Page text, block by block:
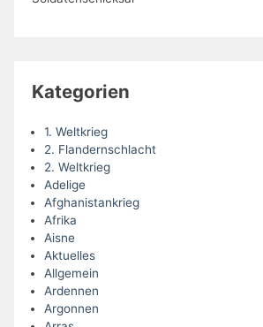
Kategorien
1. Weltkrieg
2. Flandernschlacht
2. Weltkrieg
Adelige
Afghanistankrieg
Afrika
Aisne
Aktuelles
Allgemein
Ardennen
Argonnen